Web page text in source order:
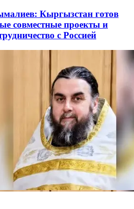
Кыргызстан готов
совместные проекты и
с Россией